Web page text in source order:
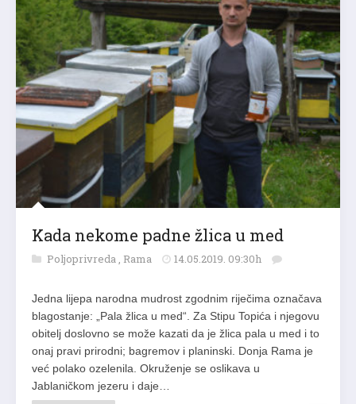
Kada nekome padne žlica u med
Poljoprivreda , Rama 14.05.2019. 09:30h
Jedna lijepa narodna mudrost zgodnim riječima označava
blagostanje: „Pala žlica u med“. Za Stipu Topića i njegovu
obitelj doslovno se može kazati da je žlica pala u med i to
onaj pravi prirodni; bagremov i planinski. Donja Rama je
već polako ozelenila. Okruženje se oslikava u
Jablaničkom jezeru i daje…